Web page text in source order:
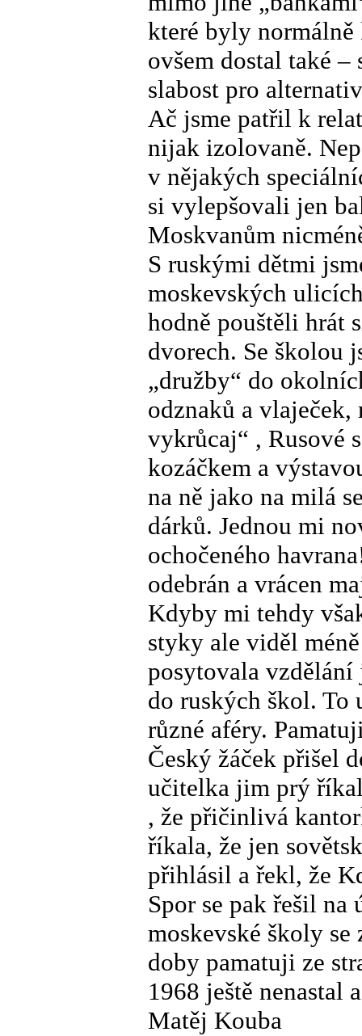
které byly
ovšem dostal také
slabost pro
Ač jsme patřil k
nijak izolovaně.
v nějakých
si vylepšovali jen
Moskvanům
S ruskými dětmi
moskevských
hodně pouštěli hrát
dvorech. Se školou
„družby“ do
odznaků a
vykrůcaj“ , Rusové
kozáčkem a
na ně jako na milá
dárků. Jednou mi
ochočeného
odebrán a vrácen
Kdyby mi tehdy
styky ale viděl
posytovala
do ruských škol. To
různé aféry.
Český žáček přišel
učitelka jim prý
, že přičinlivá
říkala, že jen
přihlásil a řekl, že
Spor se pak řešil
moskevské školy
doby pamatuji ze
1968 ještě nenastal
Matěj Kouba